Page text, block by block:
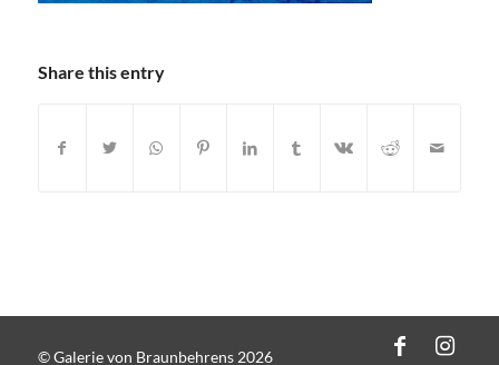
Share this entry
© Galerie von Braunbehrens 2026